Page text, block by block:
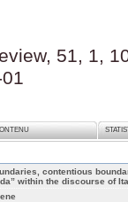
51, 1,
contentious
within the discourse of